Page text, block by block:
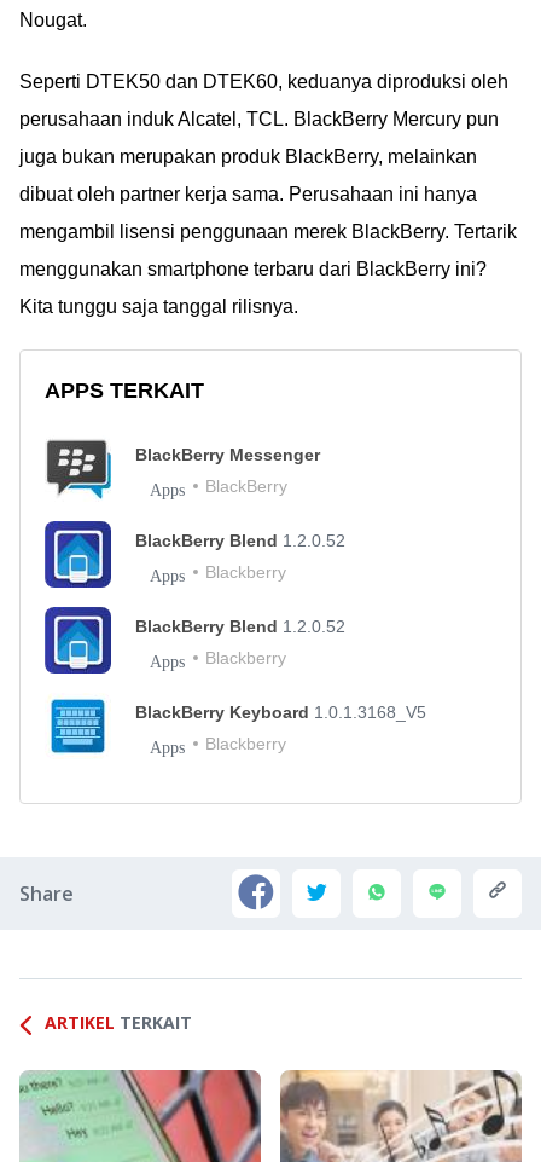
Nougat.
Seperti DTEK50 dan DTEK60, keduanya diproduksi oleh
perusahaan induk Alcatel, TCL. BlackBerry Mercury pun
juga bukan merupakan produk BlackBerry, melainkan
dibuat oleh partner kerja sama. Perusahaan ini hanya
mengambil lisensi penggunaan merek BlackBerry. Tertarik
menggunakan smartphone terbaru dari BlackBerry ini?
Kita tunggu saja tanggal rilisnya.
APPS TERKAIT
BlackBerry Messenger
Apps BlackBerry
BlackBerry Blend 1.2.0.52
Apps Blackberry
BlackBerry Blend 1.2.0.52
Apps Blackberry
BlackBerry Keyboard 1.0.1.3168_V5
Apps Blackberry
Share
ARTIKEL TERKAIT